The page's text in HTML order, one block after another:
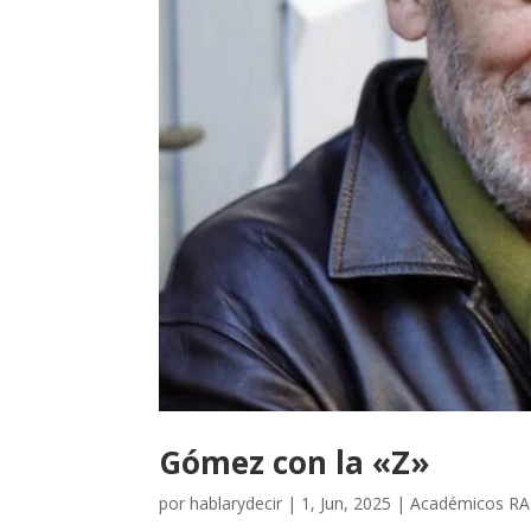
Gómez con la «Z»
porhablarydecir | 1, Jun, 2025 |Académicos